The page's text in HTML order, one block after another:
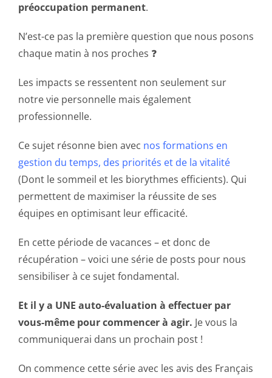
préoccupation permanent.
N’est-ce pas la première question que nous posons
chaque matin à nos proches ❓
Les impacts se ressentent non seulement sur
notre vie personnelle mais également
professionnelle.
Ce sujet résonne bien avec nos formations en
gestion du temps, des priorités et de la vitalité
(Dont le sommeil et les biorythmes efficients). Qui
permettent de maximiser la réussite de ses
équipes en optimisant leur efficacité.
En cette période de vacances – et donc de
récupération – voici une série de posts pour nous
sensibiliser à ce sujet fondamental.
Et il y a UNE auto-évaluation à effectuer par
vous-même pour commencer à agir. Je vous la
communiquerai dans un prochain post !
On commence cette série avec les avis des Français